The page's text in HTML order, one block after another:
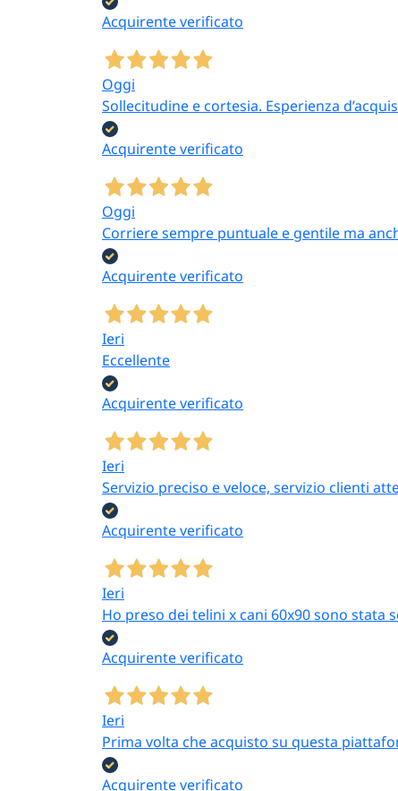
Acquirente verificato
Oggi
Sollecitudine e cortesia. Esperienza
Acquirente verificato
Oggi
Corriere sempre puntuale e gentile ma
Acquirente verificato
Ieri
Eccellente
Acquirente verificato
Ieri
Servizio preciso e veloce, servizio clienti
Acquirente verificato
Ieri
Ho preso dei telini x cani 60x90 sono
Acquirente verificato
Ieri
Prima volta che acquisto su questa
Acquirente verificato